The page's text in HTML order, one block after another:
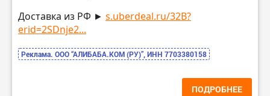
Доставка из РФ ► s.uberdeal.ru/32B?
erid=2SDnje2...
Реклама. ООО “АЛИБАБА.КОМ (РУ)”, ИНН 7703380158
ПОДРОБНЕЕ